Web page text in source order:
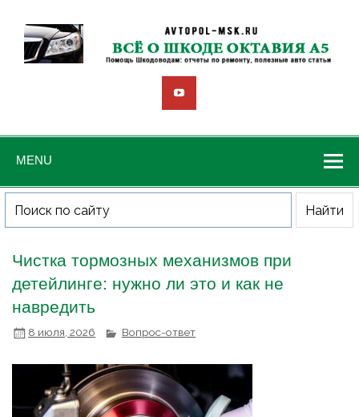
MENU
Чистка тормозных механизмов при
детейлинге: нужно ли это и как не
навредить
8 июля, 2026 Вопрос-ответ